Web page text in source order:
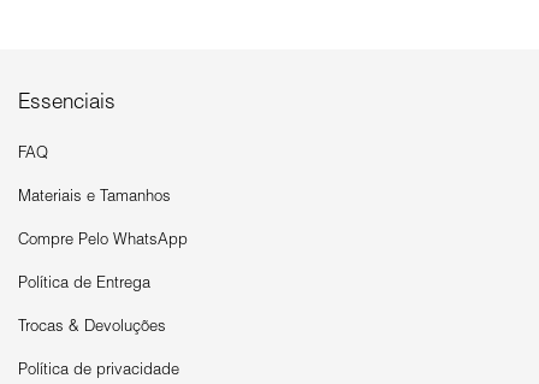
Essenciais
FAQ
Materiais e Tamanhos
Compre Pelo WhatsApp
Política de Entrega
Trocas & Devoluções
Política de privacidade